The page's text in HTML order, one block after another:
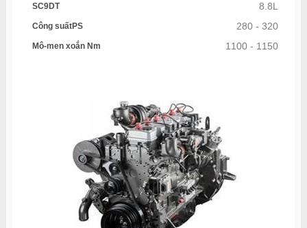
SC9DT 8.8L
Công suấtPS 280 - 320
Mô-men xoắn Nm 1100 - 1150